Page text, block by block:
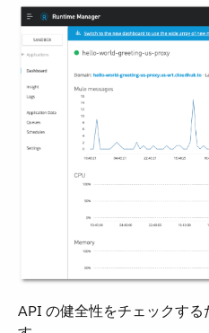
API の健全性をチェックす